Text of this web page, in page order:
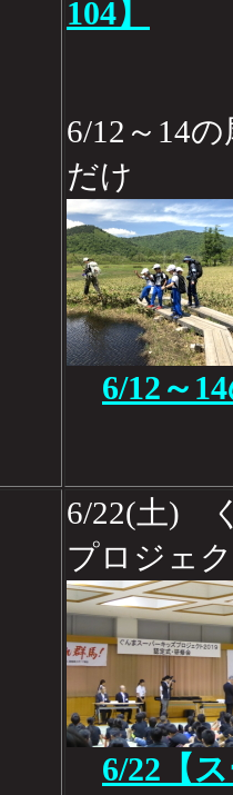
104】
6/12～14
だけ
6/12～
6/22(土)
プロジェ
6/22【